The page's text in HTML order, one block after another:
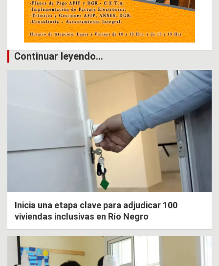
Continuar leyendo...
Inicia una etapa clave para adjudicar 100
viviendas inclusivas en Río Negro